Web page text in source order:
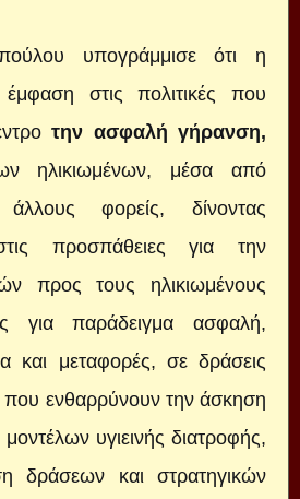
υπογράμμισε ότι η
έμφαση στις πολιτικές που
την ασφαλή γήρανση,
ηλικιωμένων, μέσα από
φορείς, δίνοντας
προσπάθειες για την
προς τους ηλικιωμένους
για παράδειγμα ασφαλή,
και μεταφορές, σε δράσεις
που ενθαρρύνουν την άσκηση
υγιεινής διατροφής,
δράσεων και στρατηγικών